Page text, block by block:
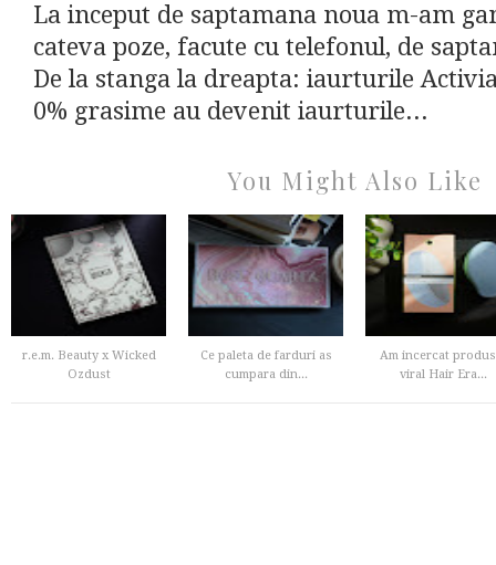
La inceput de saptamana noua m-am
cateva poze, facute cu telefonul, de
De la stanga la dreapta: iaurturile
0% grasime au devenit iaurturile...
You Might Also Like
r.e.m. Beauty x Wicked
Ozdust
Ce paleta de farduri as
cumpara din...
Am incercat
viral Hair Era...